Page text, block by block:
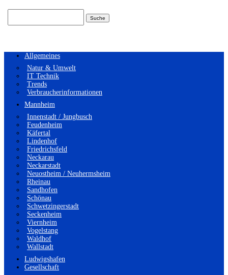
Allgemeines
Natur & Umwelt
IT Technik
Trends
Verbraucherinformationen
Mannheim
Innenstadt / Jungbusch
Feudenheim
Käfertal
Lindenhof
Friedrichsfeld
Neckarau
Neckarstadt
Neuostheim / Neuhermsheim
Rheinau
Sandhofen
Schönau
Schwetzingerstadt
Seckenheim
Viernheim
Vogelstang
Waldhof
Wallstadt
Ludwigshafen
Gesellschaft